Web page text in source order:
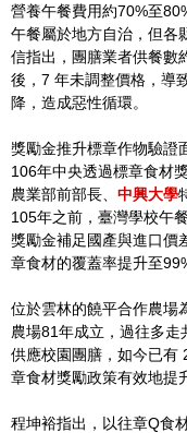
營養午餐費用約70%至
午餐屬於地方自治，但各
信指出，團膳業者供餐數
後，7 年未調整價格，導
降，造成惡性循環。
獎勵金推升標章作物驗證
106年中央透過標章食材
農業部前部長、 中興大學
105年之前，臺灣學校午
獎勵金補足國產與進口價
章食材的覆蓋率提升至
位於雲林的饒平合作農場
農場81年成立，過往多
供應校園團膳，如今已有
章食材獎勵政策有效地提
程坤裕指出，以往章Q食